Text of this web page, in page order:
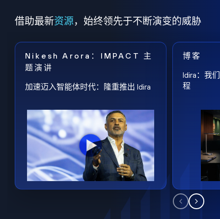
借助最新资源，始终领先于不断演变的威胁
Nikesh Arora：IMPACT 主
题演讲
加速迈入智能体时代：隆重推出 Idira
博客
Idira：我
程